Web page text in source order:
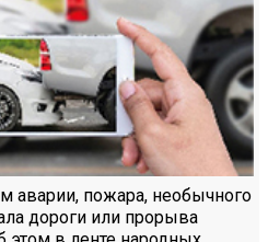
аварии, пожара, необычного
дороги или прорыва